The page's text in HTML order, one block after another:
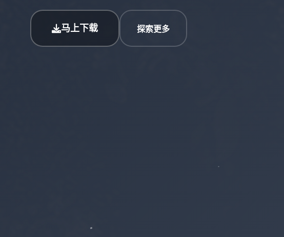
马上下载 探索更多